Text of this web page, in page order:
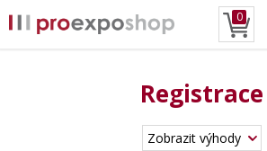
0
Registrace
Zobrazit výhody